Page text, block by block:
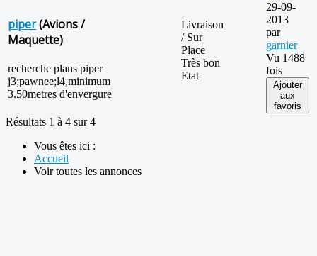
piper(Avions /
Maquette)
recherche plans piper
j3;pawnee;l4,minimum
3.50metres d'envergure
Livraison
/ Sur
Place
Très bon
Etat
29-09-
2013
par
garnier
Vu 1488
fois
Ajouter
aux
favoris
Résultats 1 à 4 sur 4
Vous êtes ici :
Accueil
Voir toutes les annonces